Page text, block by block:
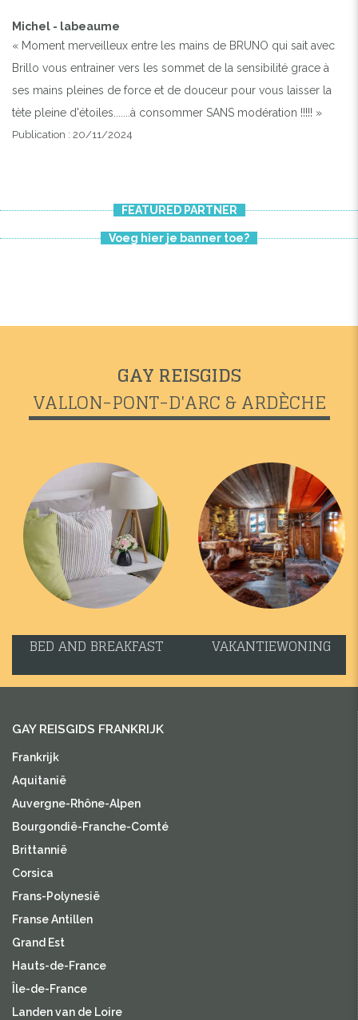
Michel - labeaume
« Moment merveilleux entre les mains de BRUNO qui sait avec
Brillo vous entrainer vers les sommet de la sensibilité grace à
ses mains pleines de force et de douceur pour vous laisser la
tète pleine d'étoiles.......à consommer SANS modération !!!!! »
Publication : 20/11/2024
FEATURED PARTNER
Voeg hier je banner toe?
GAY REISGIDS
VALLON-PONT-D'ARC & ARDÈCHE
BED AND BREAKFAST VAKANTIEWONING
GAY REISGIDS FRANKRIJK
Frankrijk
Aquitanië
Auvergne-Rhône-Alpen
Bourgondië-Franche-Comté
Brittannië
Corsica
Frans-Polynesië
Franse Antillen
Grand Est
Hauts-de-France
Île-de-France
Landen van de Loire